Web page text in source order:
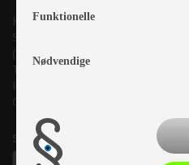
Kronjyllands Camping Center A/S
Suderholmen 10, 8960 Randers SØ
(Lige ud til Grenåvej)
Tlf. +45 87 10 98 70
Info@as-kcc.dk
CVR: 33 38 77 33
Samtykke til nyhedsbrev
Funktionelle
Nødvendige